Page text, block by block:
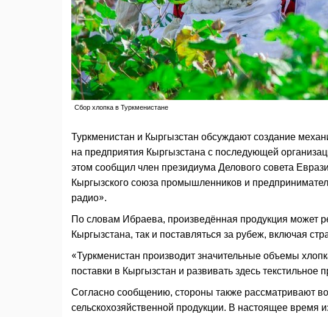
Сбор хлопка в Туркменистане
Туркменистан и Кыргызстан обсуждают создание
на предприятия Кыргызстана с последующей
этом сообщил член президиума Делового совета
Кыргызского союза промышленников и
радио».
По словам Ибраева, произведённая продукция может
Кыргызстана, так и поставляться за рубеж, включая
«Туркменистан производит значительные объемы
поставки в Кыргызстан и развивать здесь
Согласно сообщению, стороны также рассматривают
сельскохозяйственной продукции. В настоящее время